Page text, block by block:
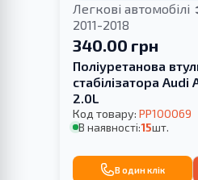
Легкові автомобілі
2011-2018
340.00 грн
Поліуретанова
стабілізатора Audi
2.0L
Код товару: PP100069
В наявності:15шт.
В один клік